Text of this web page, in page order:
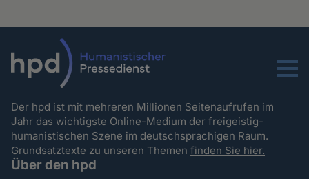
Menu
Der hpd ist mit mehreren Millionen Seitenaufrufen im
Jahr das wichtigste Online-Medium der freigeistig-
humanistischen Szene im deutschsprachigen Raum.
Grundsatztexte zu unseren Themenfinden Sie hier.
Über den hpd